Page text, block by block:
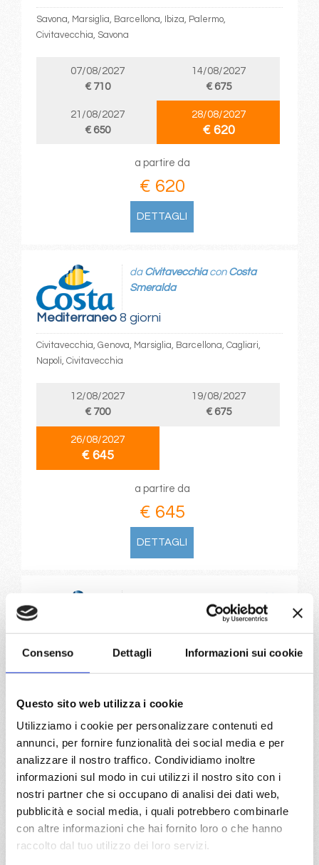
Consenso Dettagli Informazioni sui cookie
Questo sito web utilizza i cookie
Utilizziamo i cookie per personalizzare contenuti ed
annunci, per fornire funzionalità dei social media e per
analizzare il nostro traffico. Condividiamo inoltre
informazioni sul modo in cui utilizzi il nostro sito con i
nostri partner che si occupano di analisi dei dati web,
pubblicità e social media, i quali potrebbero combinarle
con altre informazioni che hai fornito loro o che hanno
raccolto dal tuo utilizzo dei loro servizi.
Savona, Marsiglia, Barcellona, Ibiza, Palermo,
Civitavecchia, Savona
07/08/2027
€ 710
14/08/2027
€ 675
21/08/2027
€ 650
28/08/2027
€ 620
a partire da
€ 620
DETTAGLI
Mediterraneo8 giorni
da Civitavecchiacon Costa
Smeralda
Civitavecchia, Genova, Marsiglia, Barcellona, Cagliari,
Napoli, Civitavecchia
12/08/2027
€ 700
19/08/2027
€ 675
26/08/2027
€ 645
a partire da
€ 645
DETTAGLI
Genova, Marsiglia, Barcellona, Cagliari, Napoli,
13/08/2027
€ 700
20/08/2027
€ 675
27/08/2027
€ 645
a partire da
€ 645